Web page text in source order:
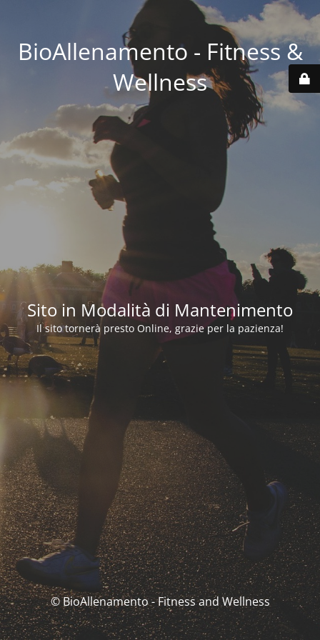
BioAllenamento - Fitness &
Wellness
Sito in Modalità di Mantenimento
Il sito tornerà presto Online, grazie per la pazienza!
© BioAllenamento - Fitness and Wellness